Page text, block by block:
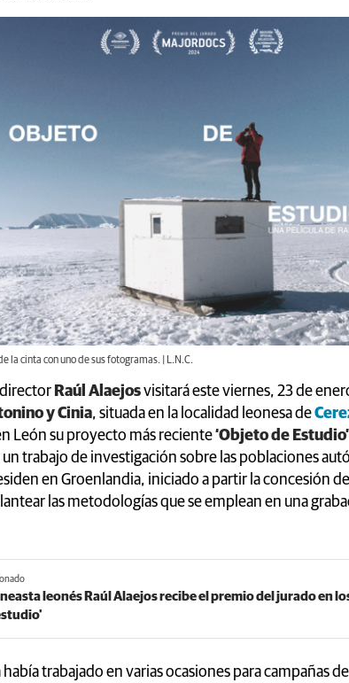
la cinta con uno de sus fotogramas. | L.N.C.
director Raúl Alaejosvisitará este viernes, 23 de
y Cinia, situada en la localidad leonesa de
León su proyecto más reciente‘Objeto de Estudio’
un trabajo de investigación sobre las poblaciones
en Groenlandia, iniciado a partir la concesión
las metodologías que se emplean en una
leonés Raúl Alaejos recibe el premio del jurado en
había trabajado en varias ocasiones para campañas